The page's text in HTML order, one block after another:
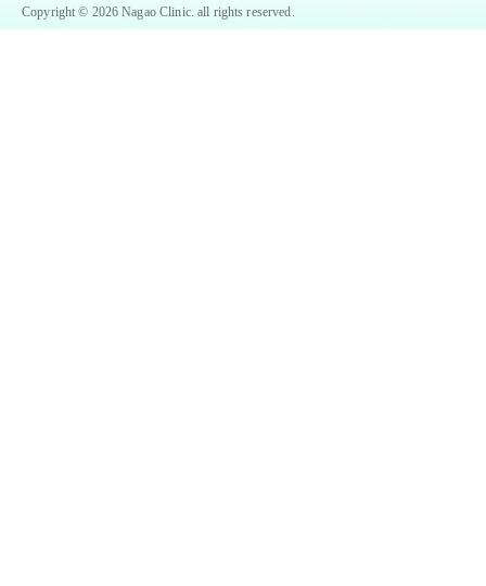
Copyright © 2026 Nagao Clinic. all rights reserved.